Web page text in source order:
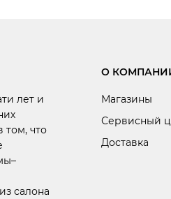
лет и
том, что
салона
О
Магазины
Сервисный
Доставка